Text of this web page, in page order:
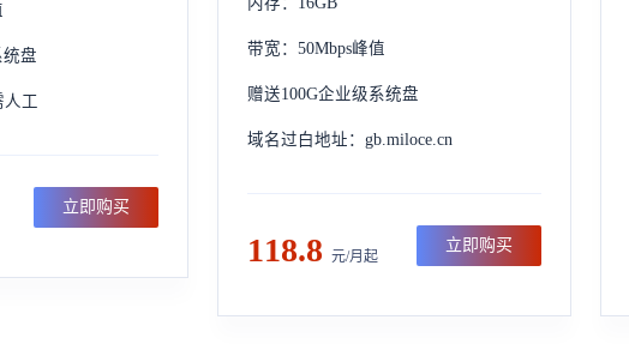
统盘
人工
立即购买
带宽：50Mbps峰值
赠送100G企业级系统盘
域名过白地址：gb.miloce.cn
118.8元/月起
立即购买